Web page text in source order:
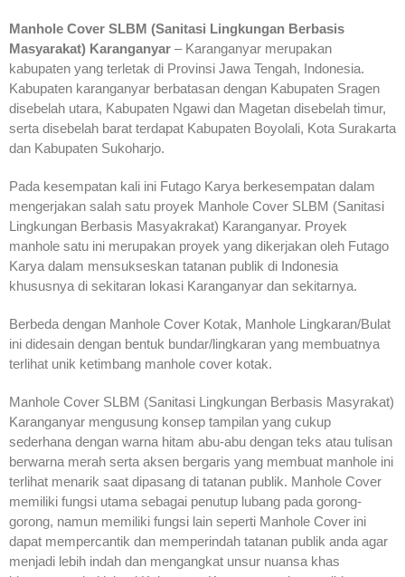
Manhole Cover SLBM (Sanitasi Lingkungan Berbasis
Masyarakat) Karanganyar – Karanganyar merupakan
kabupaten yang terletak di Provinsi Jawa Tengah, Indonesia.
Kabupaten karanganyar berbatasan dengan Kabupaten Sragen
disebelah utara, Kabupaten Ngawi dan Magetan disebelah timur,
serta disebelah barat terdapat Kabupaten Boyolali, Kota Surakarta
dan Kabupaten Sukoharjo.
Pada kesempatan kali ini Futago Karya berkesempatan dalam
mengerjakan salah satu proyek Manhole Cover SLBM (Sanitasi
Lingkungan Berbasis Masyakrakat) Karanganyar. Proyek
manhole satu ini merupakan proyek yang dikerjakan oleh Futago
Karya dalam mensukseskan tatanan publik di Indonesia
khususnya di sekitaran lokasi Karanganyar dan sekitarnya.
Berbeda dengan Manhole Cover Kotak, Manhole Lingkaran/Bulat
ini didesain dengan bentuk bundar/lingkaran yang membuatnya
terlihat unik ketimbang manhole cover kotak.
Manhole Cover SLBM (Sanitasi Lingkungan Berbasis Masyrakat)
Karanganyar mengusung konsep tampilan yang cukup
sederhana dengan warna hitam abu-abu dengan teks atau tulisan
berwarna merah serta aksen bergaris yang membuat manhole ini
terlihat menarik saat dipasang di tatanan publik. Manhole Cover
memiliki fungsi utama sebagai penutup lubang pada gorong-
gorong, namun memiliki fungsi lain seperti Manhole Cover ini
dapat mempercantik dan memperindah tatanan publik anda agar
menjadi lebih indah dan mengangkat unsur nuansa khas